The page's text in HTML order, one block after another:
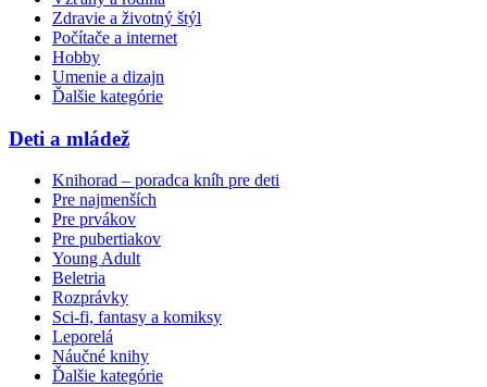
Zdravie a životný štýl
Počítače a internet
Hobby
Umenie a dizajn
Ďalšie kategórie
Deti a mládež
Knihorad – poradca kníh pre deti
Pre najmenších
Pre prvákov
Pre pubertiakov
Young Adult
Beletria
Rozprávky
Sci-fi, fantasy a komiksy
Leporelá
Náučné knihy
Ďalšie kategórie